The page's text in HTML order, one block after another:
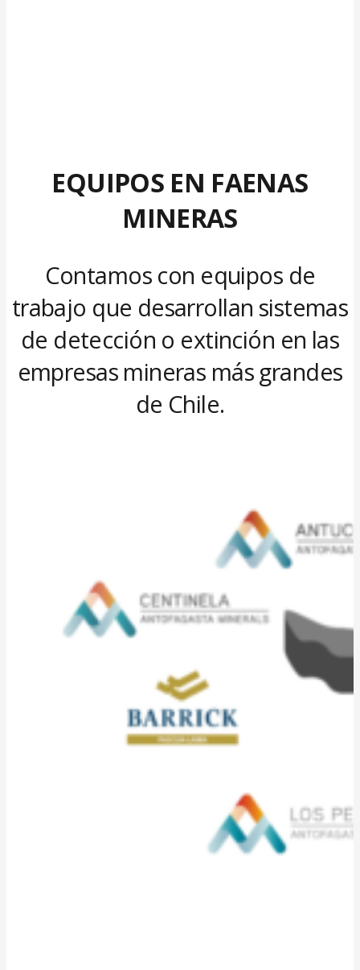
EQUIPOS EN FAENAS
MINERAS
Contamos con equipos de
trabajo que desarrollan sistemas
de detección o extinción en las
empresas mineras más grandes
de Chile.